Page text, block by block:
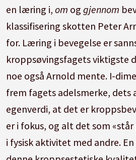
en læring i,om oggjennom
klassifisering skotten Peter
for. Læring i bevegelse er
kroppsøvingsfagets viktigste
noe også Arnold mente. I-
frem fagets adelsmerke, dets
egenverdi, at det er
er i fokus, og alt det som
i fysisk aktivitet med andre.